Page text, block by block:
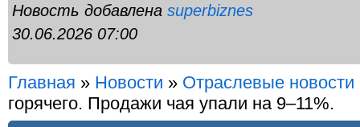
Новость добавлена superbiznes
30.06.2026 07:00
Главная » Новости » Отраслевые новости
горячего. Продажи чая упали на 9–11%.